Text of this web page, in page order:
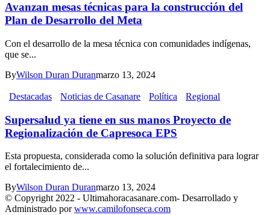
Avanzan mesas técnicas para la construcción del
Plan de Desarrollo del Meta
Con el desarrollo de la mesa técnica con comunidades indígenas,
que se...
ByWilson Duran Duranmarzo 13, 2024
Destacadas Noticias de Casanare Política Regional
Supersalud ya tiene en sus manos Proyecto de
Regionalización de Capresoca EPS
Esta propuesta, considerada como la solución definitiva para lograr
el fortalecimiento de...
ByWilson Duran Duranmarzo 13, 2024
© Copyright 2022 - Ultimahoracasanare.com- Desarrollado y
Administrado porwww.camilofonseca.com